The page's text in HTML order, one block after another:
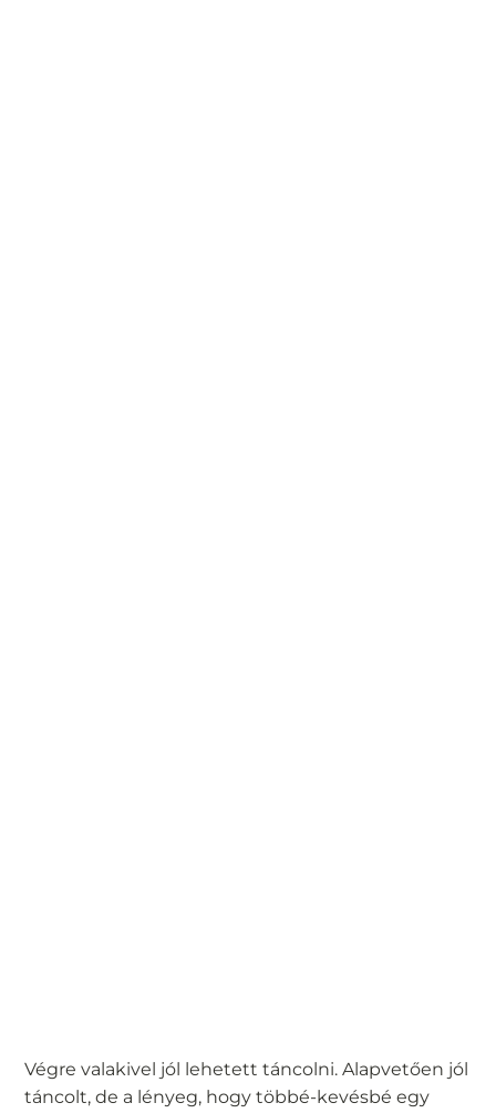
Végre valakivel jól lehetett táncolni. Alapvetően jól
táncolt, de a lényeg, hogy többé-kevésbé egy